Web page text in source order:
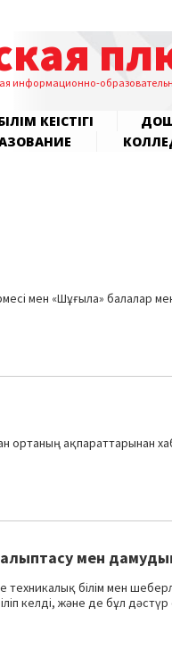
информационно-
КЕҢІСТІГІ
мен «Шұғыла» балалар
ортаның ақпараттарынан
мен
техникалық білім мен
келді, және де бұл